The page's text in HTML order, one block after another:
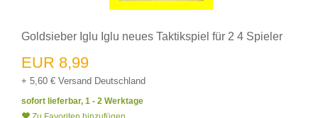
Goldsieber Iglu Iglu neues Taktikspiel für 2 4 Spieler
EUR 8,99
+ 5,60 € Versand Deutschland
sofort lieferbar, 1 - 2 Werktage